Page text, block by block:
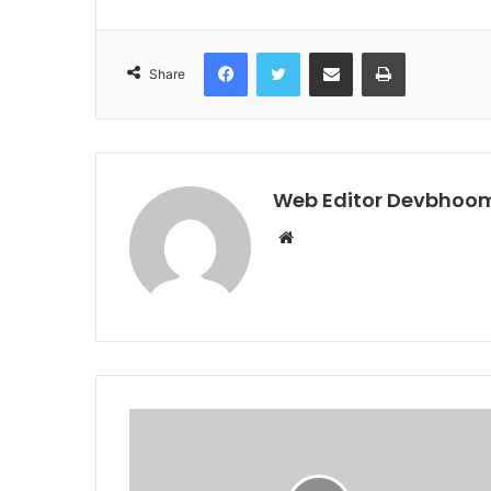
Share
FacebookTwitter Share via Email Print
Web Editor
Website